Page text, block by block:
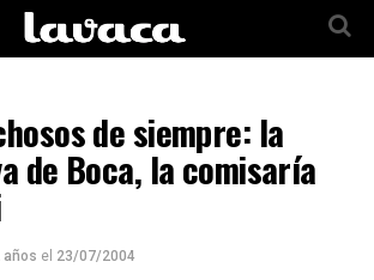
de siempre: la
de Boca, la comisaría
años el 23/07/2004